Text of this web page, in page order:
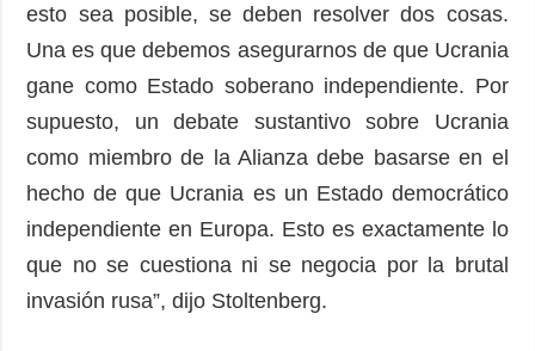
esto sea posible, se deben resolver dos cosas.
Una es que debemos asegurarnos de que Ucrania
gane como Estado soberano independiente. Por
supuesto, un debate sustantivo sobre Ucrania
como miembro de la Alianza debe basarse en el
hecho de que Ucrania es un Estado democrático
independiente en Europa. Esto es exactamente lo
que no se cuestiona ni se negocia por la brutal
invasión rusa”, dijo Stoltenberg.